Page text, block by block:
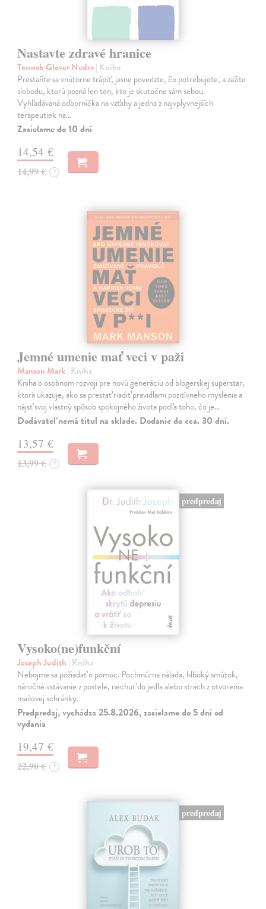
Nastavte zdravé hranice
Tawwab Glover Nedra| Kniha
Prestaňte sa vnútorne trápiť, jasne povedzte, čo potrebujete, a zažite
slobodu, ktorú pozná len ten, kto je skutočne sám sebou.
Vyhľadávaná odborníčka na vzťahy a jedna z najvplyvnejších
terapeutiek na…
Zasielame do 10 dní
14,54 €
14,99 € ?
Jemné umenie mať veci v paži
Manson Mark| Kniha
Kniha o osobnom rozvoji pre novú generáciu od blogerskej superstar,
ktorá ukazuje, ako sa prestať riadiť pravidlami pozitívneho myslenia a
nájsť svoj vlastný spôsob spokojného života podľa toho, čo je…
Dodávateľ nemá titul na sklade. Dodanie do cca. 30 dní.
13,57 €
13,99 € ?
predpredaj
Vysoko(ne)funkční
Joseph Judith | Kniha
Nebojme sa požiadať o pomoc. Pochmúrna nálada, hlboký smútok,
náročné vstávanie z postele, nechuť do jedla alebo strach z otvorenia
mailovej schránky.
Predpredaj, vychádza 25.8.2026, zasielame do 5 dní od
vydania
19,47 €
22,90 € ?
predpredaj